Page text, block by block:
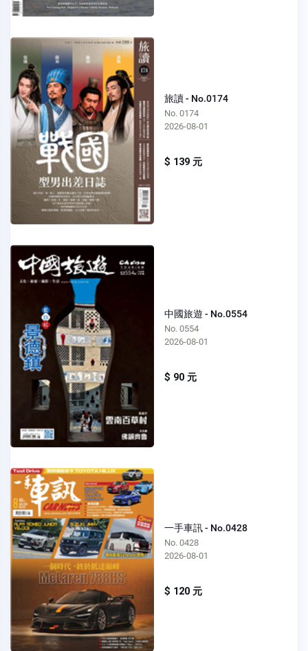
旅讀 - No.0174
No. 0174
2026-08-01
$ 139 元
中國旅遊 - No.0554
No. 0554
2026-08-01
$ 90 元
一手車訊 - No.0428
No. 0428
2026-08-01
$ 120 元